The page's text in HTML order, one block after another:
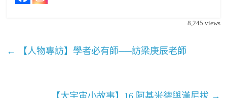
8,245 views
← 【人物專訪】學者必有師──訪梁庚辰老師
【大宇宙小故事】16 阿基米德與漢尼拔 →